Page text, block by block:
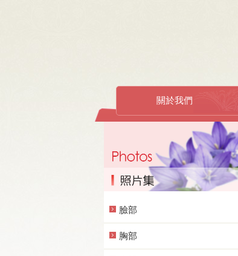
關於我們
臉部
胸部